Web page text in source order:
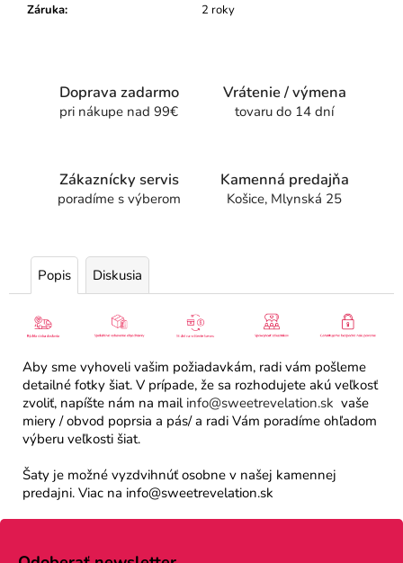
Záruka: 2 roky
Doprava zadarmo
pri nákupe nad 99€
Vrátenie / výmena
tovaru do 14 dní
Zákaznícky servis
poradíme s výberom
Kamenná predajňa
Košice, Mlynská 25
Popis Diskusia
Aby sme vyhoveli vašim požiadavkám, radi vám pošleme
detailné fotky šiat. V prípade, že sa rozhodujete akú veľkosť
zvoliť, napíšte nám na mail info@sweetrevelation.sk vaše
miery / obvod poprsia a pás/ a radi Vám poradíme ohľadom
výberu veľkosti šiat.
Šaty je možné vyzdvihnúť osobne v našej kamennej
predajni. Viac na info@sweetrevelation.sk
Z